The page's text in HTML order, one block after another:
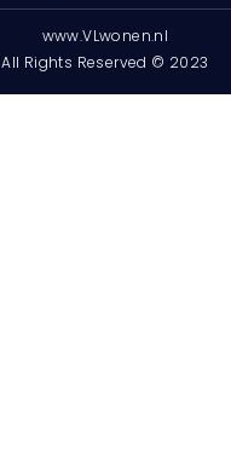
www.VLwonen.nl
All Rights Reserved © 2023